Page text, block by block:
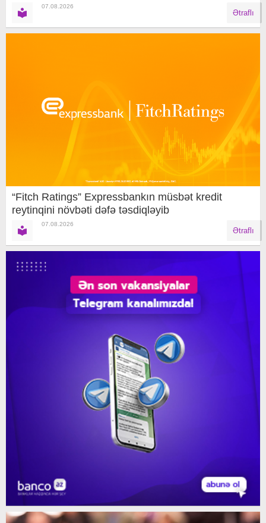
07.08.2026
Ətraflı
“Fitch Ratings” Expressbankın müsbət kredit
reytinqini növbəti dəfə təsdiqləyib
07.08.2026
Ətraflı